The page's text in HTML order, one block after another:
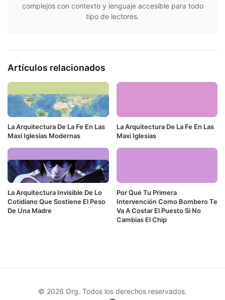
complejos con contexto y lenguaje accesible para todo
tipo de lectores.
Artículos relacionados
La Arquitectura De La Fe En Las
Maxi Iglesias Modernas
La Arquitectura De La Fe En Las
Maxi Iglesias
La Arquitectura Invisible De Lo
Cotidiano Que Sostiene El Peso
De Una Madre
Por Qué Tu Primera
Intervención Como Bombero Te
Va A Costar El Puesto Si No
Cambias El Chip
© 2026 Org. Todos los derechos reservados.